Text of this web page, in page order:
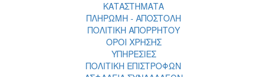
ΚΑΤΑΣΤΗΜΑΤΑ
ΠΛΗΡΩΜΗ - ΑΠΟΣΤΟΛΗ
ΠΟΛΙΤΙΚΗ ΑΠΟΡΡΗΤΟΥ
ΟΡΟΙ ΧΡΗΣΗΣ
ΥΠΗΡΕΣΙΕΣ
ΠΟΛΙΤΙΚΗ ΕΠΙΣΤΡΟΦΩΝ